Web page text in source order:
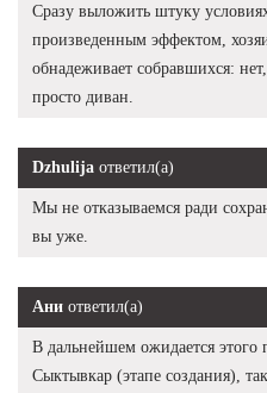
Сразу выложить штуку
произведенным эффектом,
обнадеживает собравшихся:
просто диван.
Dzhulija ответил(а)
Мы не отказываемся ради
вы уже.
Ани ответил(а)
В дальнейшем ожидается этого
Сыктывкар (этапе создания),